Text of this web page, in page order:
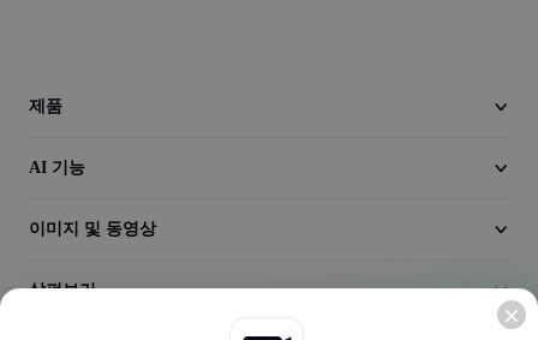
동영상 변환기
제품
AI 기능
이미지 및 동영상
살펴보기